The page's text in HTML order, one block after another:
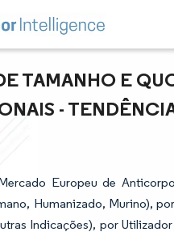
TAMANHO E
-
Europeu de
Humanizado, Murino),
Indicações), por